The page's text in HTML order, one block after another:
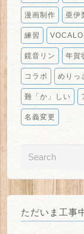
漫画制作 亜伊
練習
鏡音リン 年賀
コラボ めりっ
難「か」しい
名義変更
ただいま工事